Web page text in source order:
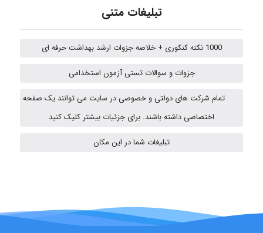
Jafar Tym
aghajari vahid
تبلیغات متنی
1000 نکته کنکوری + خلاصه جزوات ارشد بهداشت حرفه ای
جزوات و سوالات تستی آزمون استخدامی
تمام شرکت های دولتی و خصوصی در سایت می توانند یک صفحه
اختصاصی داشته باشند. برای جزئیات بیشتر کلیک کنید
تبلیغات شما در این مکان